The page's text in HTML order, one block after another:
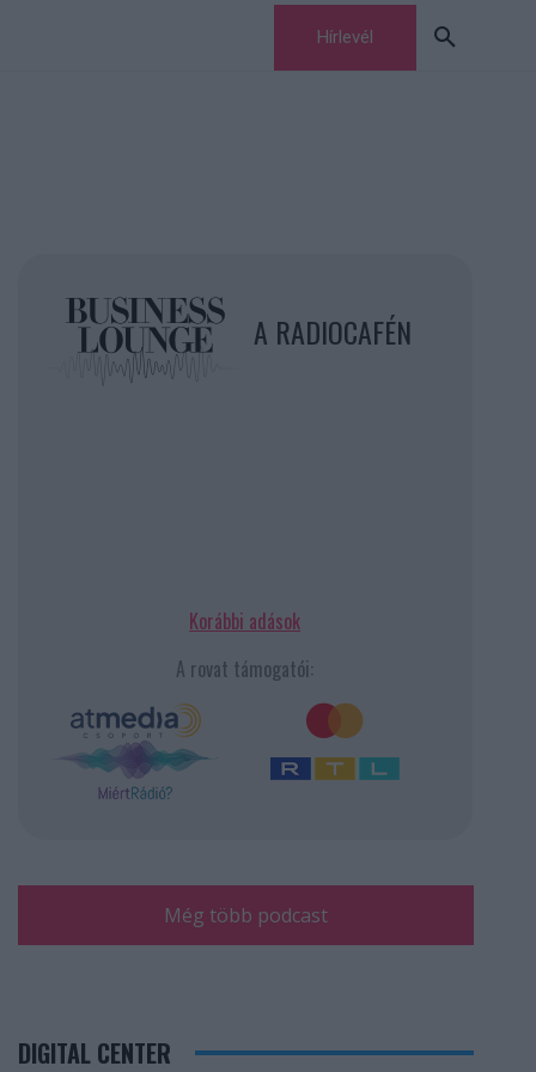
Hírlevél
A RADIOCAFÉN
Korábbi adások
A rovat támogatói:
Még több podcast
DIGITAL CENTER